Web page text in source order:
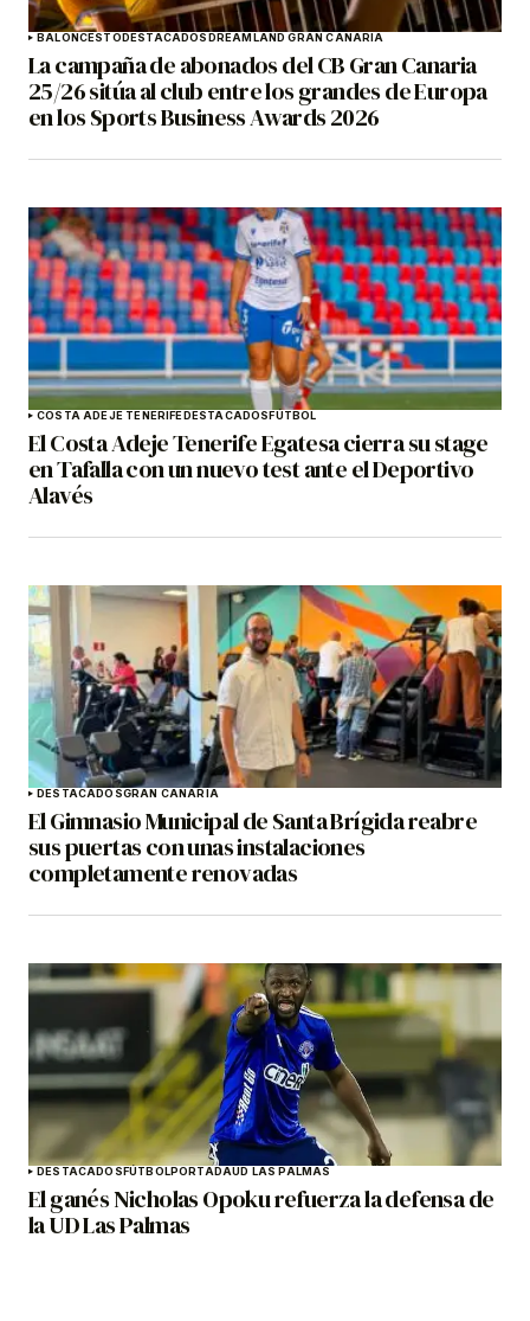
BALONCESTODESTACADOSDREAMLAND GRAN CANARIA
La campaña de abonados del CB Gran Canaria
25/26 sitúa al club entre los grandes de Europa
en los Sports Business Awards 2026
COSTA ADEJE TENERIFEDESTACADOSFÚTBOL
El Costa Adeje Tenerife Egatesa cierra su stage
en Tafalla con un nuevo test ante el Deportivo
Alavés
DESTACADOSGRAN CANARIA
El Gimnasio Municipal de Santa Brígida reabre
sus puertas con unas instalaciones
completamente renovadas
DESTACADOSFÚTBOLPORTADAUD LAS PALMAS
El ganés Nicholas Opoku refuerza la defensa de
la UD Las Palmas